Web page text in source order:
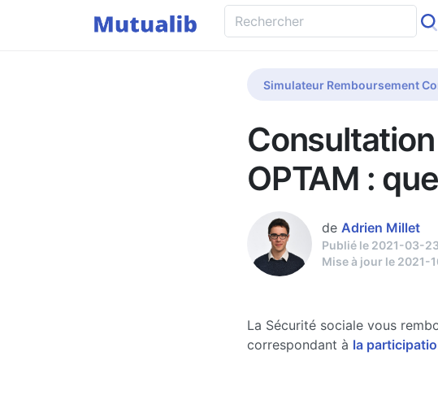
Simulateur Remboursement
OPTAM :
de Adrien Millet
Publié le 2021-03-23
Mise à jour le 2021-
La Sécurité sociale vous
correspondant à la